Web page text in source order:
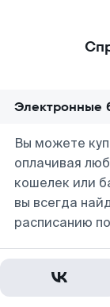
Электронные
Вы можете
оплачивая
кошелек или
вы всегда
расписанию